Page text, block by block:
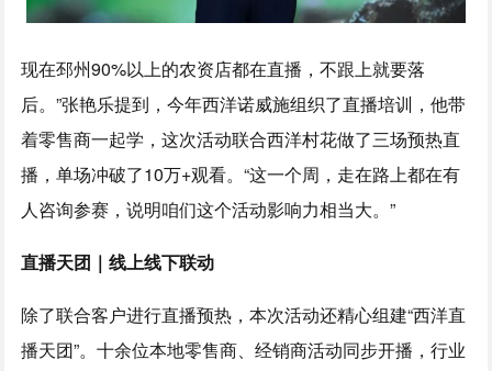
现在邳州90%以上的农资店都在直播，不跟上就要落
后。”张艳乐提到，今年西洋诺威施组织了直播培训，他带
着零售商一起学，这次活动联合西洋村花做了三场预热直
播，单场冲破了10万+观看。“这一个周，走在路上都在有
人咨询参赛，说明咱们这个活动影响力相当大。”
直播天团｜线上线下联动
除了联合客户进行直播预热，本次活动还精心组建“西洋直
播天团”。十余位本地零售商、经销商活动同步开播，行业